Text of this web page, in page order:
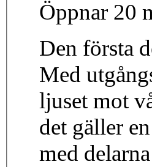
Öppnar 20
Den första
Med
ljuset mot
det gäller
med